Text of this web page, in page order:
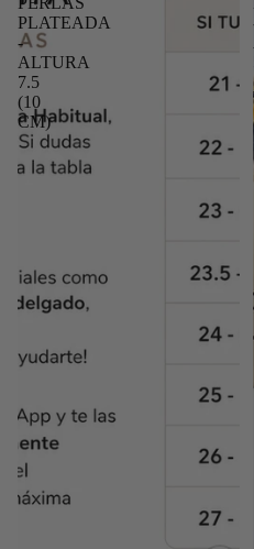
PLATEADA
-
ALTURA
7.5
(10
CM)